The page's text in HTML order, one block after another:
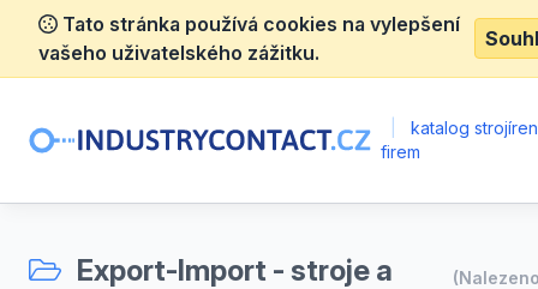
Tato stránka používá cookies na vylepšení
vašeho uživatelského zážitku.
katalog
firem
Export-Import - stroje a